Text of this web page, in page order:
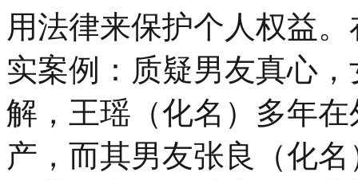
用法律来保护个人权益
实案例：质疑男友真心
解，王瑶（化名）多年
产，而其男友张良（化